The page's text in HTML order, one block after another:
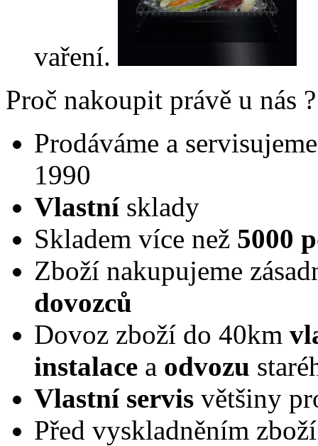
vaření.
Proč nakoupit právě u nás ?
Prodáváme a
1990
Vlastnísklady
Skladem více než 5000
Zboží nakupujeme
dovozců
Dovoz zboží do 40km
instalace a odvozu
Vlastní servis většiny
Před vyskladněním